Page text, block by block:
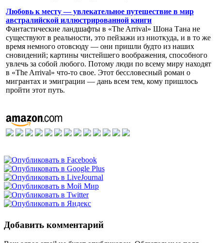
Любовь к месту — увлекательное путешествие в мир
австралийской иллюстрированной книги
Фантастические ландшафты в «The Arrival» Шона Тана не
существуют в реальности, это пейзажи из ниоткуда, и в то же
время немного отовсюду — они пришли будто из наших
сновидений; картины чистейшего воображения, способного
увлечь за собой любого. Потому люди по всему миру находят
в «The Arrival» что-то свое. Этот бессловесный роман о
мигрантах и эмиграции — дань всем тем, кому пришлось
пройти этот путь.
Добавить комментарий